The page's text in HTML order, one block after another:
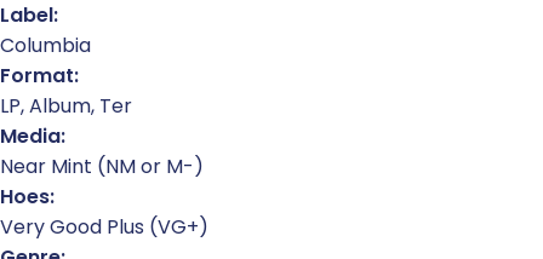
Label:
Columbia
Format:
LP, Album, Ter
Media:
Near Mint (NM or M-)
Hoes:
Very Good Plus (VG+)